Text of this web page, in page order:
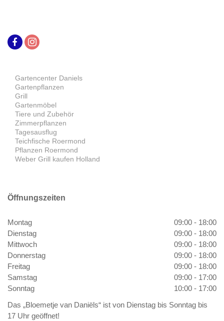
Gartencenter Daniels
Gartenpflanzen
Grill
Gartenmöbel
Tiere und Zubehör
Zimmerpflanzen
Tagesausflug
Teichfische Roermond
Pflanzen Roermond
Weber Grill kaufen Holland
Öffnungszeiten
Montag
09:00 - 18:00
Dienstag
09:00 - 18:00
Mittwoch
09:00 - 18:00
Donnerstag
09:00 - 18:00
Freitag
09:00 - 18:00
Samstag
09:00 - 17:00
Sonntag
10:00 - 17:00
Das „Bloemetje van Daniëls“ ist von Dienstag bis Sonntag bis
17 Uhr geöffnet!